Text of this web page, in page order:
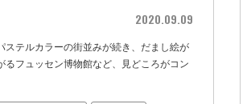
2020.09.09
テルカラーの街並みが続き、だまし絵が
フュッセン博物館など、見どころがコン